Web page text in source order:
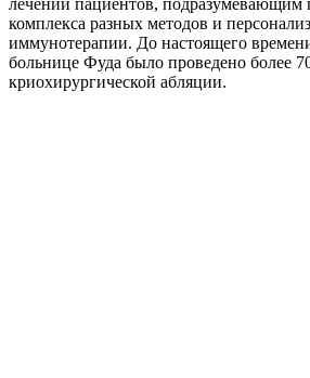
лечении пациентов, подразумевающим
комплекса разных методов и
иммунотерапии. До настоящего
больнице Фуда было проведено более
криохирургической абляции.